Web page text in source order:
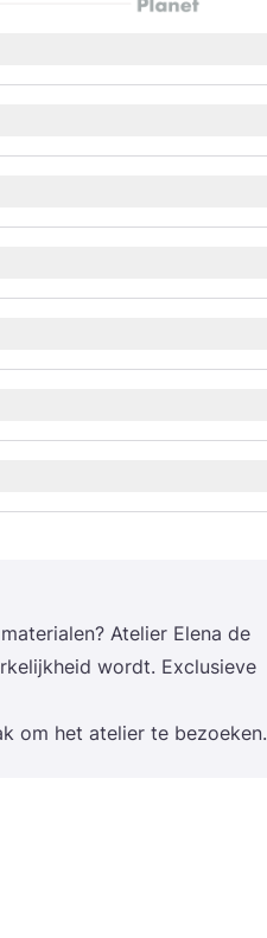
Ate­lier Ele­na de
wordt. Exclu­sie­ve
om het ate­lier te bezoeken.